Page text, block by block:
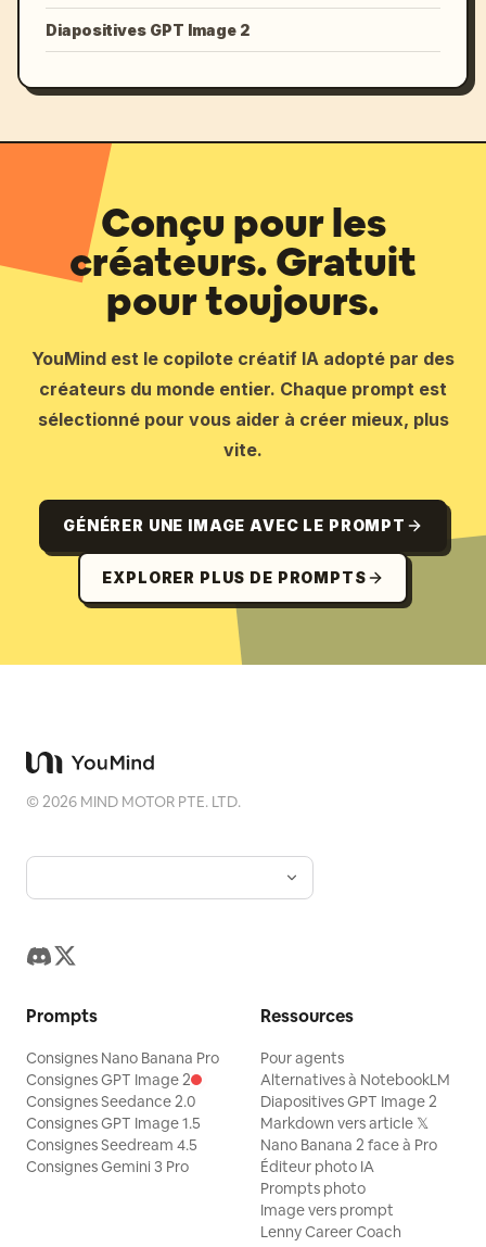
Diapositives GPT Image 2
Conçu pour les
créateurs. Gratuit
pour toujours.
YouMind est le copilote créatif IA adopté par des
créateurs du monde entier. Chaque prompt est
sélectionné pour vous aider à créer mieux, plus
vite.
GÉNÉRER UNE IMAGE AVEC LE PROMPT
EXPLORER PLUS DE PROMPTS
©2026 MIND MOTOR PTE. LTD.
Prompts
Consignes Nano Banana Pro
Consignes GPT Image 2
Consignes Seedance 2.0
Consignes GPT Image 1.5
Consignes Seedream 4.5
Consignes Gemini 3 Pro
Ressources
Pour agents
Alternatives à NotebookLM
Diapositives GPT Image 2
Markdown vers article 𝕏
Nano Banana 2 face à Pro
Éditeur photo IA
Prompts photo
Image vers prompt
Lenny Career Coach